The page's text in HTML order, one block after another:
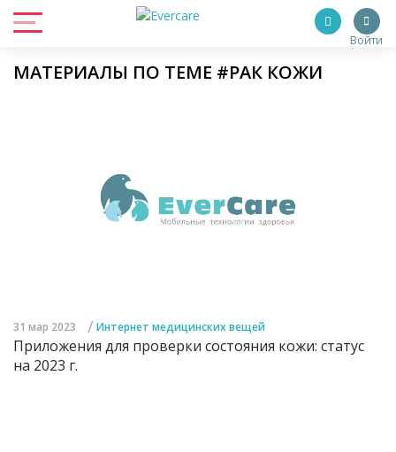
Войти
МАТЕРИАЛЫ ПО ТЕМЕ #РАК КОЖИ
31 мар 2023 / Интернет медицинских вещей
Приложения для проверки состояния кожи: статус
на 2023 г.